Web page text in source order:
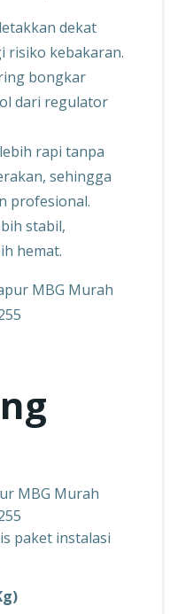
dekat
risiko kebakaran.
bongkar
dari regulator
rapi tanpa
sehingga
profesional.
stabil,
hemat.
MBG Murah
paket instalasi